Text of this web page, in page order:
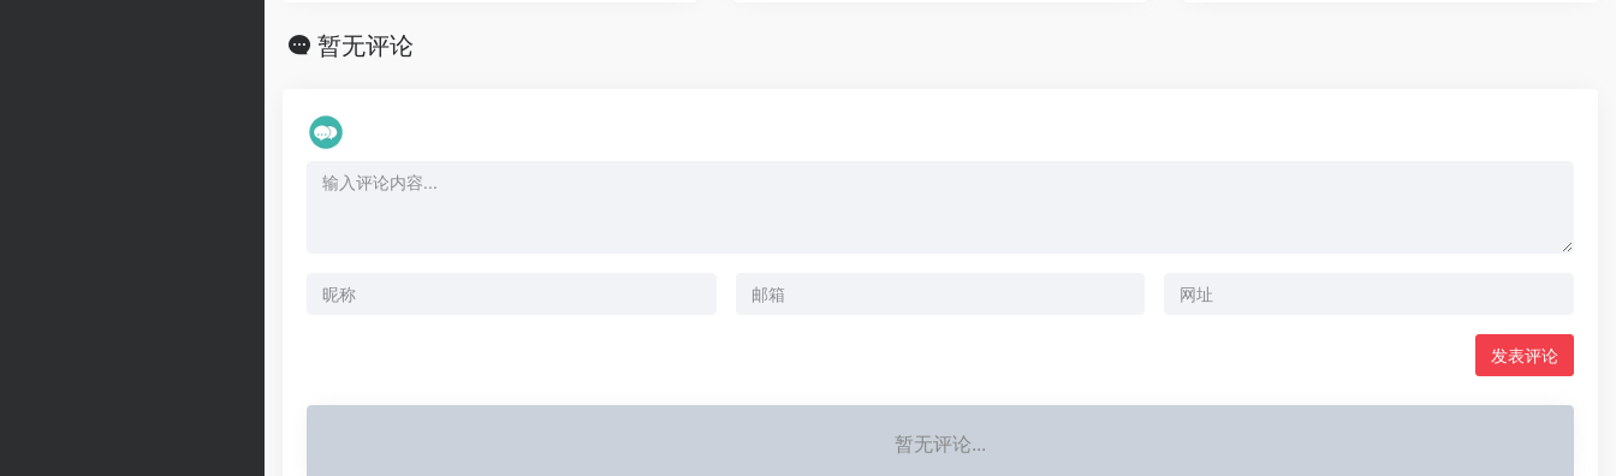
暂无评论
暂无评论...